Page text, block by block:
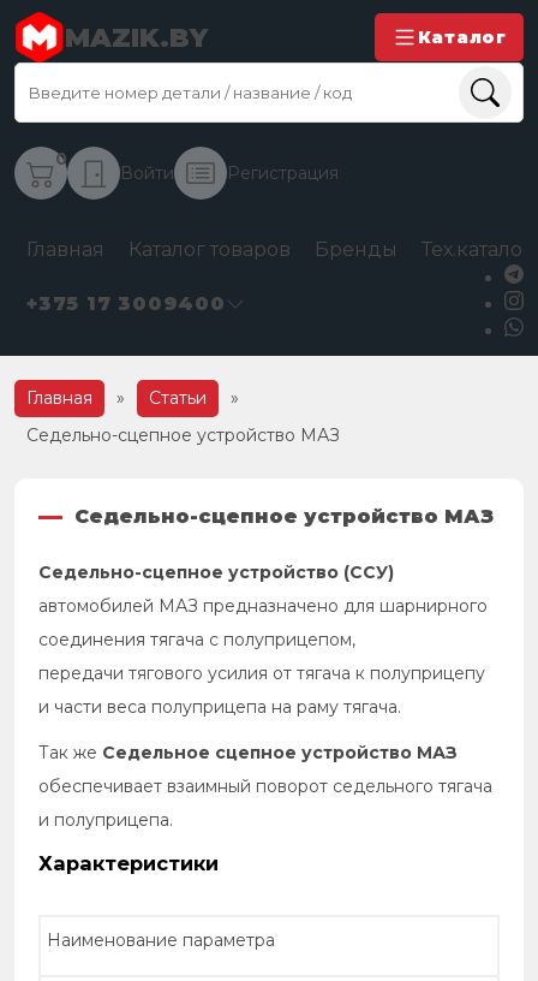
MAZIK.BY Каталог
0
Войти Регистрация
Главная Каталог товаров Бренды
+375 17 3009400
Главная » Статьи
»
Седельно-сцепное устройство МАЗ
Седельно-сцепное устройство МАЗ
Седельно-сцепное устройство (ССУ)
автомобилей МАЗ предназначено для шарнирного
соединения тягача с полуприцепом,
передачи тягового усилия от тягача к полуприцепу
и части веса полуприцепа на раму тягача.
Так же Седельное сцепное устройство МАЗ
обеспечивает взаимный поворот седельного тягача
и полуприцепа.
Характеристики
Наименование параметра